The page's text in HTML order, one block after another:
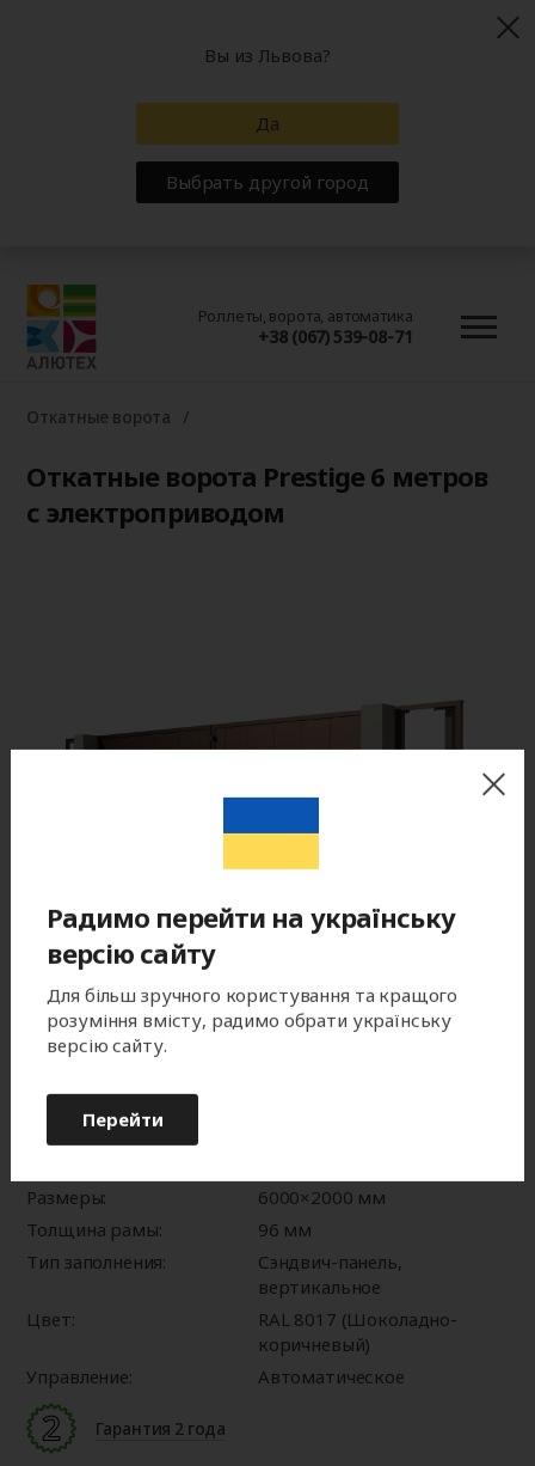
Роллеты, ворота, автоматика
+38 (067) 539-08-71
Откатные ворота
Откатные ворота Prestige 6 метров
с электроприводом
оттенку от изображения на мониторе.
Характеристики:
Размеры:
6000×2000 мм
Толщина рамы:
96 мм
Тип заполнения:
Сэндвич-панель,
вертикальное
Цвет:
RAL 8017 (Шоколадно-
коричневый)
Управление:
Автоматическое
Гарантия 2 года
Вы из Львова?
Да
Выбрать другой город
Радимо перейти на українську
версію сайту
Для більш зручного користування та кращого
розуміння вмісту, радимо обрати українську
версію сайту.
Перейти